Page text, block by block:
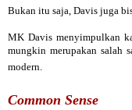
Bukan itu saja, Davis juga
MK Davis menyimpulkan
mungkin merupakan salah
modern.
Common Sense